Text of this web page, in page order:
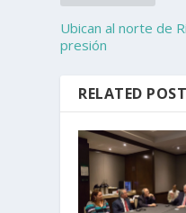
Ubican al norte de
presión
RELATED